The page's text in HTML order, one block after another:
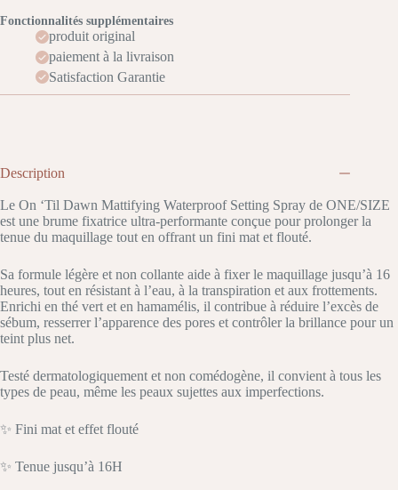
Fonctionnalités supplémentaires
produit original
paiement à la livraison
Satisfaction Garantie
Description
Le On ‘Til Dawn Mattifying Waterproof Setting Spray de ONE/SIZE
est une brume fixatrice ultra-performante conçue pour prolonger la
tenue du maquillage tout en offrant un fini mat et flouté.
Sa formule légère et non collante aide à fixer le maquillage jusqu’à 16
heures, tout en résistant à l’eau, à la transpiration et aux frottements.
Enrichi en thé vert et en hamamélis, il contribue à réduire l’excès de
sébum, resserrer l’apparence des pores et contrôler la brillance pour un
teint plus net.
Testé dermatologiquement et non comédogène, il convient à tous les
types de peau, même les peaux sujettes aux imperfections.
✨ Fini mat et effet flouté
✨ Tenue jusqu’à 16H